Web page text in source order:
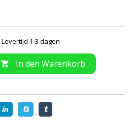
Levertijd 1-3 dagen
 In den Warenkorb